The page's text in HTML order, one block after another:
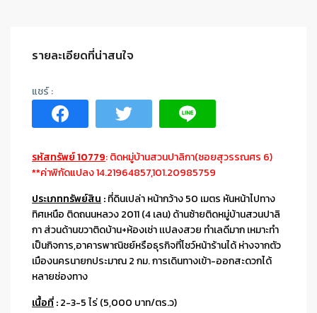
รายละเอียดที่น่าสนใจ
รหัสทรัพย์ 10779: ติดหมู่บ้านสวนปาลิกา(ซอยสุวรรณศร 6)
**ค่าพิกัดแปลง 14.21964857,101.20985759
ประเภททรัพย์สิน :ที่ดินเปล่า หน้ากว้าง 50 เมตร หันหน้าไปทาง
ทิศเหนือ ติดถนนหลวง 2011 (4 เลน) ด้านซ้ายติดหมู่บ้านสวนปาลิ
กา ส่วนด้านขวาติดบ้าน+ห้องเช่า เเปลงสวย ทำเลดีมาก เหมาะทำ
เป็นกิจการ,อาคารพาณิชย์หรือธุรกิจที่โชว์หน้าร้านได้ ห่างจากตัว
เมืองนครนายกประมาณ 2 กม. การเดินทางเข้า-ออกสะดวกได้
หลายช่องทาง
เนื้อที่:2-3-5 ไร่ (5,000 บาท/ตร.ว)